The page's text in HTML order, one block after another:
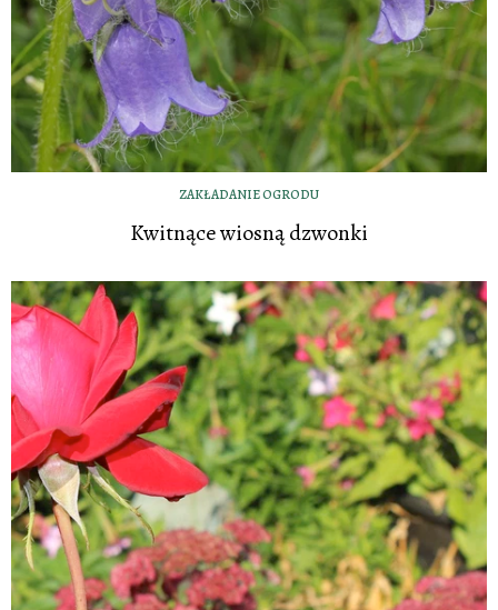
ZAKŁADANIE OGRODU
Kwitnące wiosną dzwonki